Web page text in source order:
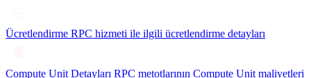
Ücretlendirme RPC hizmeti ile ilgili ücretlendirme detayları
Compute Unit Detayları RPC metotlarının Compute Unit maliyetleri